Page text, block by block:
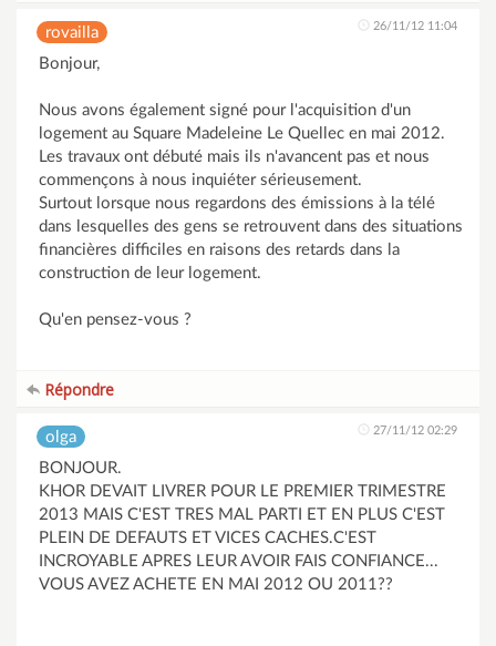
rovailla 26/11/12 11:04
Bonjour,
Nous avons également signé pour l'acquisition d'un
logement au Square Madeleine Le Quellec en mai 2012.
Les travaux ont débuté mais ils n'avancent pas et nous
commençons à nous inquiéter sérieusement.
Surtout lorsque nous regardons des émissions à la télé
dans lesquelles des gens se retrouvent dans des situations
financières difficiles en raisons des retards dans la
construction de leur logement.
Qu'en pensez-vous ?
Répondre
olga 27/11/12 02:29
BONJOUR.
KHOR DEVAIT LIVRER POUR LE PREMIER TRIMESTRE
2013 MAIS C'EST TRES MAL PARTI ET EN PLUS C'EST
PLEIN DE DEFAUTS ET VICES CACHES.C'EST
INCROYABLE APRES LEUR AVOIR FAIS CONFIANCE...
VOUS AVEZ ACHETE EN MAI 2012 OU 2011??